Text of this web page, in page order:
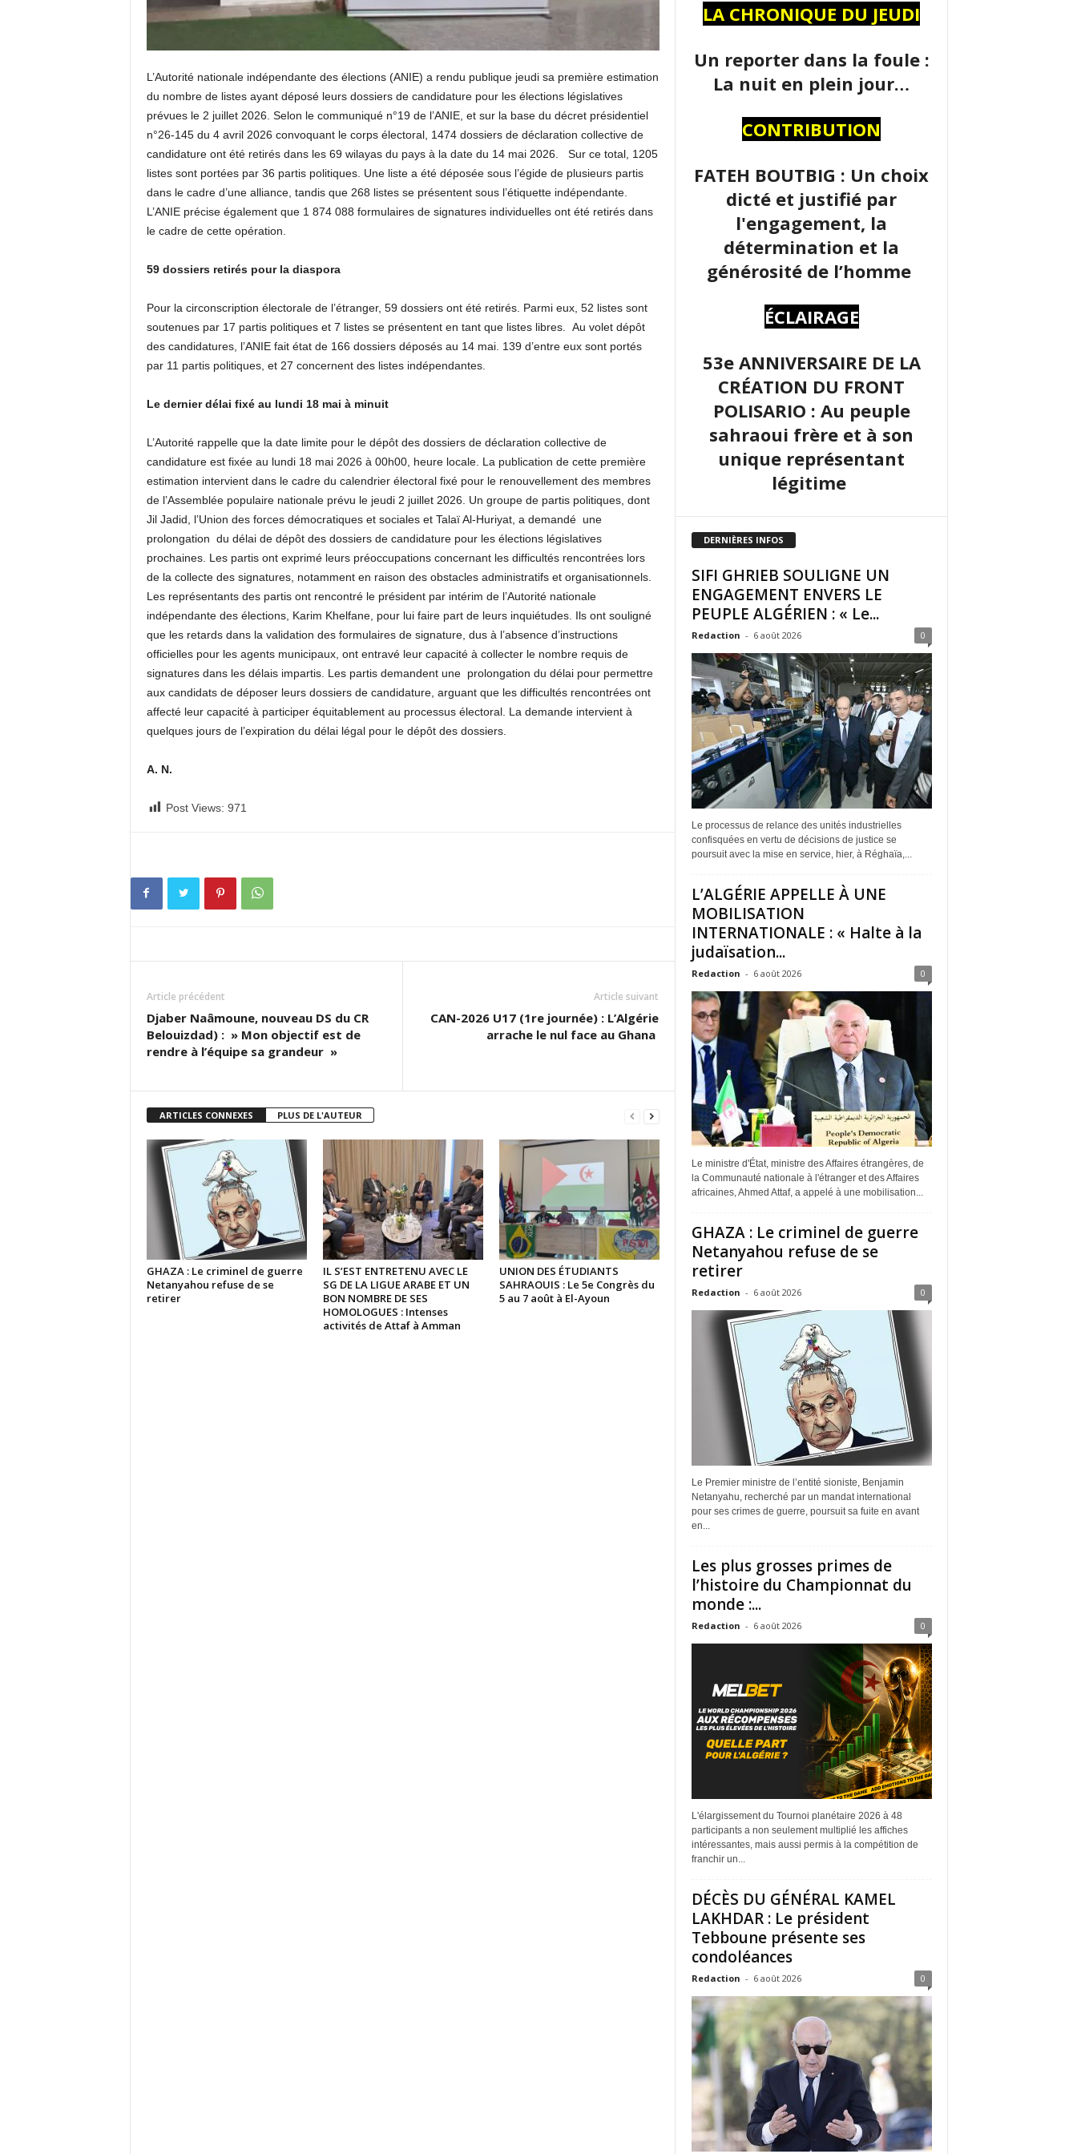
L’Autorité nationale indépendante des élections (ANIE) a rendu publique jeudi sa première estimation
du nombre de listes ayant déposé leurs dossiers de candidature pour les élections législatives
prévues le 2 juillet 2026. Selon le communiqué n°19 de l’ANIE, et sur la base du décret présidentiel
n°26-145 du 4 avril 2026 convoquant le corps électoral, 1474 dossiers de déclaration collective de
candidature ont été retirés dans les 69 wilayas du pays à la date du 14 mai 2026. Sur ce total, 1205
listes sont portées par 36 partis politiques. Une liste a été déposée sous l’égide de plusieurs partis
dans le cadre d’une alliance, tandis que 268 listes se présentent sous l’étiquette indépendante.
L’ANIE précise également que 1 874 088 formulaires de signatures individuelles ont été retirés dans
le cadre de cette opération.
59 dossiers retirés pour la diaspora
Pour la circonscription électorale de l’étranger, 59 dossiers ont été retirés. Parmi eux, 52 listes sont
soutenues par 17 partis politiques et 7 listes se présentent en tant que listes libres. Au volet dépôt
des candidatures, l’ANIE fait état de 166 dossiers déposés au 14 mai. 139 d’entre eux sont portés
par 11 partis politiques, et 27 concernent des listes indépendantes.
Le dernier délai fixé au lundi 18 mai à minuit
L’Autorité rappelle que la date limite pour le dépôt des dossiers de déclaration collective de
candidature est fixée au lundi 18 mai 2026 à 00h00, heure locale. La publication de cette première
estimation intervient dans le cadre du calendrier électoral fixé pour le renouvellement des membres
de l’Assemblée populaire nationale prévu le jeudi 2 juillet 2026. Un groupe de partis politiques, dont
Jil Jadid, l’Union des forces démocratiques et sociales et Talaï Al-Huriyat, a demandé une
prolongation du délai de dépôt des dossiers de candidature pour les élections législatives
prochaines. Les partis ont exprimé leurs préoccupations concernant les difficultés rencontrées lors
de la collecte des signatures, notamment en raison des obstacles administratifs et organisationnels.
Les représentants des partis ont rencontré le président par intérim de l’Autorité nationale
indépendante des élections, Karim Khelfane, pour lui faire part de leurs inquiétudes. Ils ont souligné
que les retards dans la validation des formulaires de signature, dus à l’absence d’instructions
officielles pour les agents municipaux, ont entravé leur capacité à collecter le nombre requis de
signatures dans les délais impartis. Les partis demandent une prolongation du délai pour permettre
aux candidats de déposer leurs dossiers de candidature, arguant que les difficultés rencontrées ont
affecté leur capacité à participer équitablement au processus électoral. La demande intervient à
quelques jours de l’expiration du délai légal pour le dépôt des dossiers.
A. N.
Post Views: 971
Article précédent
Djaber Naâmoune, nouveau DS du CR
Belouizdad) : » Mon objectif est de
rendre à l’équipe sa grandeur »
Article suivant
CAN-2026 U17 (1re journée) : L’Algérie
arrache le nul face au Ghana
ARTICLES CONNEXES PLUS DE L'AUTEUR
GHAZA : Le criminel de guerre
Netanyahou refuse de se
retirer
IL S’EST ENTRETENU AVEC LE
SG DE LA LIGUE ARABE ET UN
BON NOMBRE DE SES
HOMOLOGUES : Intenses
activités de Attaf à Amman
UNION DES ÉTUDIANTS
SAHRAOUIS : Le 5e Congrès du
5 au 7 août à El-Ayoun
LA CHRONIQUE DU JEUDI
Un reporter dans la foule :
La nuit en plein jour…
CONTRIBUTION
FATEH BOUTBIG : Un choix
dicté et justifié par
l'engagement, la
détermination et la
générosité de l’homme
ÉCLAIRAGE
53e ANNIVERSAIRE DE LA
CRÉATION DU FRONT
POLISARIO : Au peuple
sahraoui frère et à son
unique représentant
légitime
DERNIÈRES INFOS
SIFI GHRIEB SOULIGNE UN
ENGAGEMENT ENVERS LE
PEUPLE ALGÉRIEN : « Le...
Redaction - 6 août 2026 0
Le processus de relance des unités industrielles
confisquées en vertu de décisions de justice se
poursuit avec la mise en service, hier, à Réghaïa,...
L’ALGÉRIE APPELLE À UNE
MOBILISATION
INTERNATIONALE : « Halte à la
judaïsation...
Redaction - 6 août 2026 0
Le ministre d'État, ministre des Affaires étrangères, de
la Communauté nationale à l'étranger et des Affaires
africaines, Ahmed Attaf, a appelé à une mobilisation...
GHAZA : Le criminel de guerre
Netanyahou refuse de se
retirer
Redaction - 6 août 2026 0
Le Premier ministre de l’entité sioniste, Benjamin
Netanyahu, recherché par un mandat international
pour ses crimes de guerre, poursuit sa fuite en avant
en...
Les plus grosses primes de
l’histoire du Championnat du
monde :...
Redaction - 6 août 2026 0
L'élargissement du Tournoi planétaire 2026 à 48
participants a non seulement multiplié les affiches
intéressantes, mais aussi permis à la compétition de
franchir un...
DÉCÈS DU GÉNÉRAL KAMEL
LAKHDAR : Le président
Tebboune présente ses
condoléances
Redaction - 6 août 2026 0